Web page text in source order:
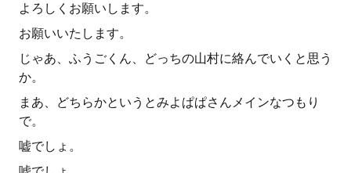
よろしくお願いします。
お願いいたします。
じゃあ、ふうごくん、どっちの山村に絡んでいくと思う
か。
まあ、どちらかというとみよぱぱさんメインなつもり
で。
嘘でしょ。